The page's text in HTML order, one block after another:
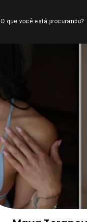
O que você está procurando?